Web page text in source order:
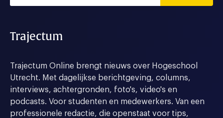
Trajectum
Trajectum Online brengt nieuws over Hogeschool
Utrecht. Met dagelijkse berichtgeving, columns,
interviews, achtergronden, foto's, video's en
podcasts. Voor studenten en medewerkers. Van een
professionele redactie, die openstaat voor tips,